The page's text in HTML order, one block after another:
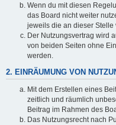
Wenn du mit diesen
das Board nicht weiter
jeweils die an dieser
Der Nutzungsvertrag wird
von beiden Seiten ohne
werden.
2. EINRÄUMUNG VON
Mit dem Erstellen eines
zeitlich und räumlich
Beitrag im Rahmen des
Das Nutzungsrecht nach